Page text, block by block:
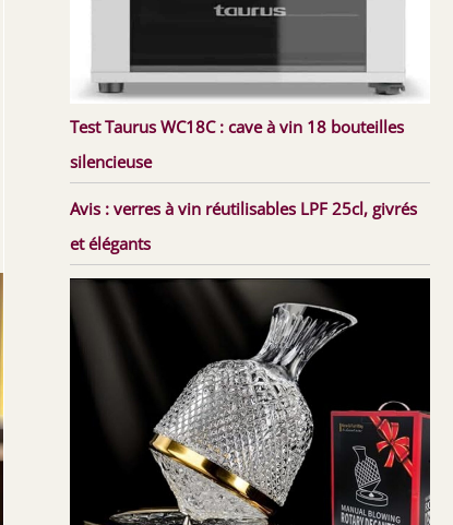
Test Taurus WC18C : cave à vin 18 bouteilles
silencieuse
Avis : verres à vin réutilisables LPF 25cl, givrés
et élégants